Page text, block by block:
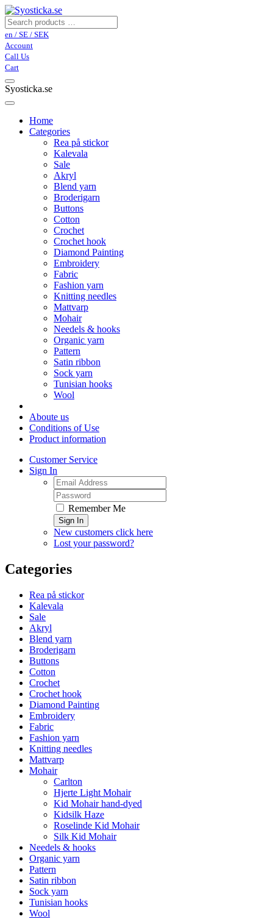
en / SE / SEK
Account
Call Us
Cart
Syosticka.se
Home
Categories
Rea på stickor
Kalevala
Sale
Akryl
Blend yarn
Broderigarn
Buttons
Cotton
Crochet
Crochet hook
Diamond Painting
Embroidery
Fabric
Fashion yarn
Knitting needles
Mattvarp
Mohair
Needels & hooks
Organic yarn
Pattern
Satin ribbon
Sock yarn
Tunisian hooks
Wool
Aboute us
Conditions of Use
Product information
Customer Service
Sign In
Remember Me
Sign In
New customers click here
Lost your password?
Categories
Rea på stickor
Kalevala
Sale
Akryl
Blend yarn
Broderigarn
Buttons
Cotton
Crochet
Crochet hook
Diamond Painting
Embroidery
Fabric
Fashion yarn
Knitting needles
Mattvarp
Mohair
Carlton
Hjerte Light Mohair
Kid Mohair hand-dyed
Kidsilk Haze
Roselinde Kid Mohair
Silk Kid Mohair
Needels & hooks
Organic yarn
Pattern
Satin ribbon
Sock yarn
Tunisian hooks
Wool